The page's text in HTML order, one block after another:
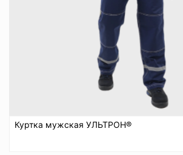
Куртка мужская УЛЬТРОН®